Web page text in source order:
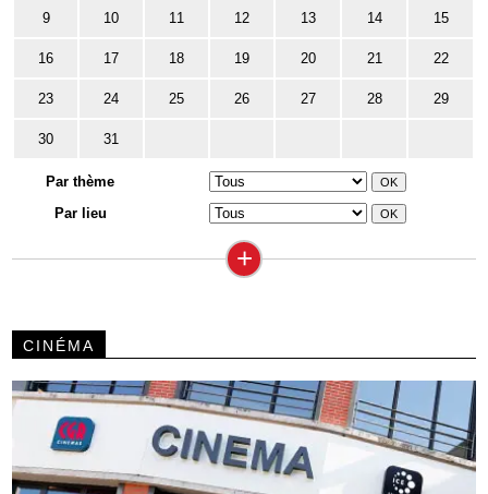
9 10 11 12 13 14 15
16 17 18 19 20 21 22
23 24 25 26 27 28 29
30 31
Par thème
Par lieu
+
CINÉMA